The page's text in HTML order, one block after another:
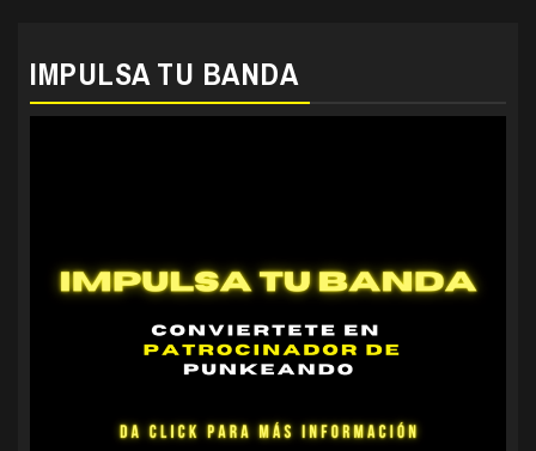
IMPULSA TU BANDA